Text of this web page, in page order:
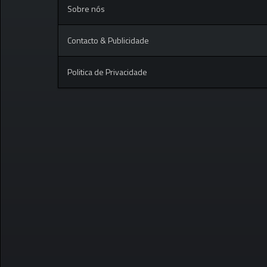
Sobre nós
Contacto & Publicidade
Politica de Privacidade